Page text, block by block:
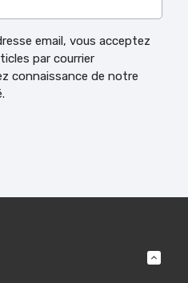
email, vous acceptez
par courrier
connaissance de notre